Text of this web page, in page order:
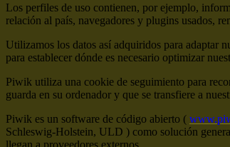
Los perfiles de uso contienen, por ejemplo,
relación al país, navegadores y plugins usados,
Utilizamos los datos así adquiridos para adaptar
para establecer dónde es necesario optimizar
Piwik utiliza una cookie de seguimiento para
guarda en su ordenador y que se transfiere a
Piwik es un software de código abierto (
Schleswig-Holstein, ULD ) como solución
llegan a proveedores externos.